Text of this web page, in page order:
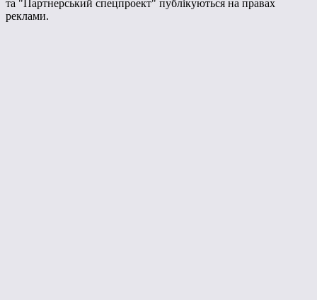
та "Партнерський спецпроект" публікуються на правах
реклами.